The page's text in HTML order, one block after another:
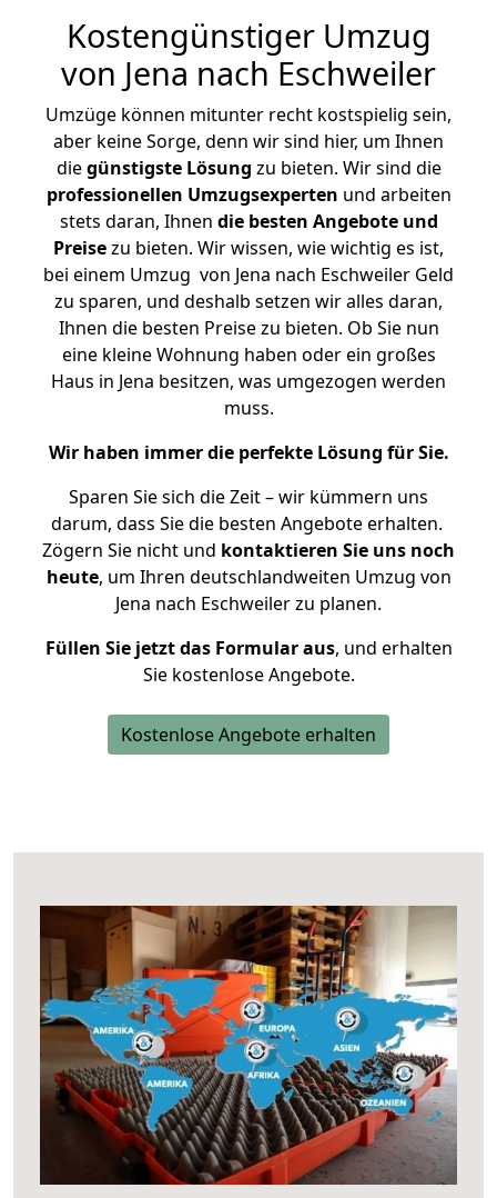
Kostengünstiger Umzug
von Jena nach Eschweiler
Umzüge können mitunter recht kostspielig sein,
aber keine Sorge, denn wir sind hier, um Ihnen
diegünstigste Lösung zu bieten. Wir sind die
professionellen Umzugsexperten und arbeiten
stets daran, Ihnen die besten Angebote und
Preisezu bieten. Wir wissen, wie wichtig es ist,
bei einem Umzug von Jena nach Eschweiler Geld
zu sparen, und deshalb setzen wir alles daran,
Ihnen die besten Preise zu bieten. Ob Sie nun
eine kleine Wohnung haben oder ein großes
Haus in Jena besitzen, was umgezogen werden
muss.
Wir haben immer die perfekte Lösung für Sie.
Sparen Sie sich die Zeit – wir kümmern uns
darum, dass Sie die besten Angebote erhalten.
Zögern Sie nicht und kontaktieren Sie uns noch
heute, um Ihren deutschlandweiten Umzug von
Jena nach Eschweiler zu planen.
Füllen Sie jetzt das Formular aus, und erhalten
Sie kostenlose Angebote.
Kostenlose Angebote erhalten